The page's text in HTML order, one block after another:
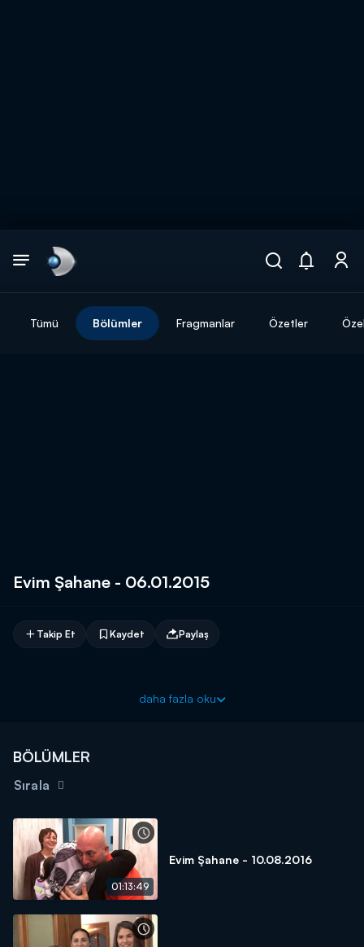
Tümü Bölümler Fragmanlar Özetler
Evim Şahane - 06.01.2015
Takip Et Kaydet Paylaş
daha fazla oku
BÖLÜMLER
Sırala
01:13:49
Evim Şahane - 10.08.2016